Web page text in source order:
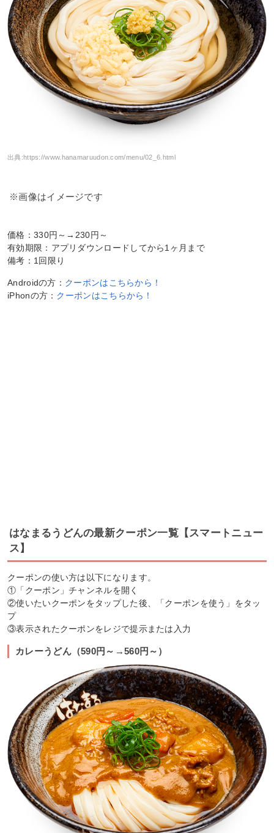
出典:https://www.hanamaruudon.com/menu/02_6.html
※画像はイメージです
価格：330円～→230円～
有効期限：アプリダウンロードしてから1ヶ月まで
備考：1回限り
Androidの方： クーポンはこちらから！
iPhonの方： クーポンはこちらから！
はなまるうどんの最新クーポン一覧【スマートニュー
ス】
クーポンの使い方は以下になります。
①「クーポン」チャンネルを開く
②使いたいクーポンをタップした後、「クーポンを使う」をタッ
プ
③表示されたクーポンをレジで提示または入力
カレーうどん（590円～→560円～）